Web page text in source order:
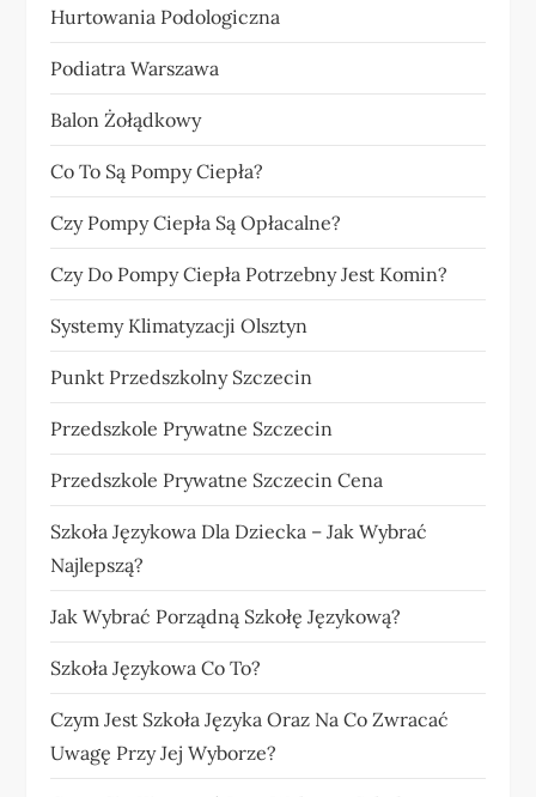
Hurtowania Podologiczna
Podiatra Warszawa
Balon Żołądkowy
Co To Są Pompy Ciepła?
Czy Pompy Ciepła Są Opłacalne?
Czy Do Pompy Ciepła Potrzebny Jest Komin?
Systemy Klimatyzacji Olsztyn
Punkt Przedszkolny Szczecin
Przedszkole Prywatne Szczecin
Przedszkole Prywatne Szczecin Cena
Szkoła Językowa Dla Dziecka – Jak Wybrać
Najlepszą?
Jak Wybrać Porządną Szkołę Językową?
Szkoła Językowa Co To?
Czym Jest Szkoła Języka Oraz Na Co Zwracać
Uwagę Przy Jej Wyborze?